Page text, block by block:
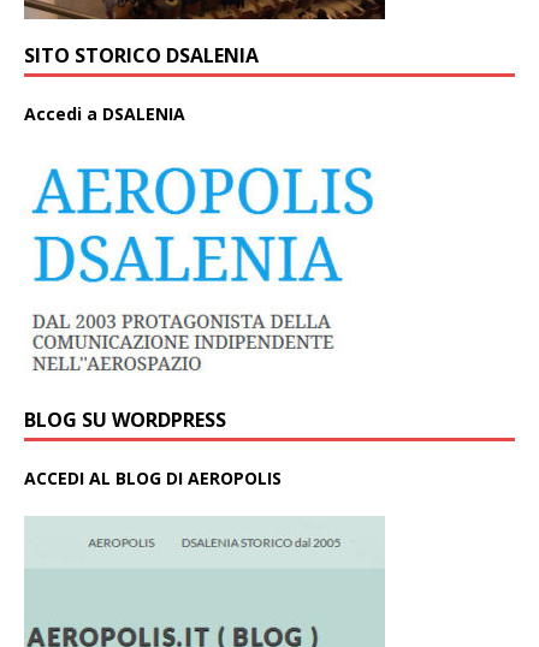
SITO STORICO DSALENIA
Accedi a DSALENIA
BLOG SU WORDPRESS
ACCEDI AL BLOG DI AEROPOLIS